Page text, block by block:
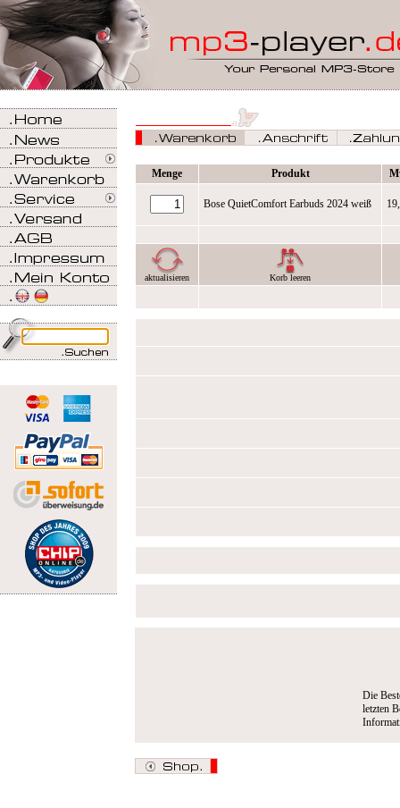
Menge Produkt
Bose QuietComfort Earbuds 2024 weiß
aktualisieren Korb leeren
Die
letzten